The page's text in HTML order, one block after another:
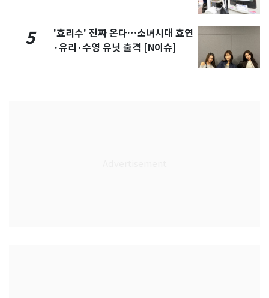
5
'효리수' 진짜 온다…소녀시대 효연
·유리·수영 유닛 출격 [N이슈]